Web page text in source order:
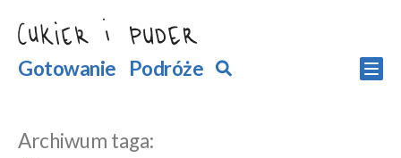
do
treści
Szukaj
Gotowanie Podróże Szukaj
Archiwum taga: